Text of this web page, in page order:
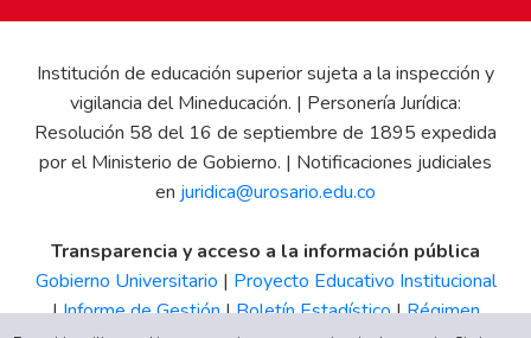
Institución de educación superior sujeta a la inspección y
vigilancia del Mineducación. | Personería Jurídica:
Resolución 58 del 16 de septiembre de 1895 expedida
por el Ministerio de Gobierno. | Notificaciones judiciales
en juridica@urosario.edu.co
Transparencia y acceso a la información pública
Gobierno Universitario | Proyecto Educativo Institucional
|Informe de Gestión|Boletín Estadístico|Régimen